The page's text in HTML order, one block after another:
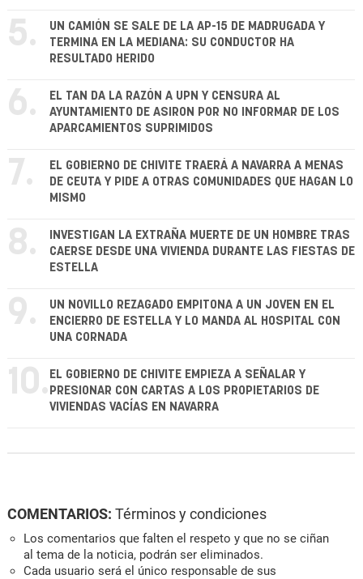
5.
UN CAMIÓN SE SALE DE LA AP-15 DE MADRUGADA Y
TERMINA EN LA MEDIANA: SU CONDUCTOR HA
RESULTADO HERIDO
6.
EL TAN DA LA RAZÓN A UPN Y CENSURA AL
AYUNTAMIENTO DE ASIRON POR NO INFORMAR DE LOS
APARCAMIENTOS SUPRIMIDOS
7.
EL GOBIERNO DE CHIVITE TRAERÁ A NAVARRA A MENAS
DE CEUTA Y PIDE A OTRAS COMUNIDADES QUE HAGAN LO
MISMO
8.
INVESTIGAN LA EXTRAÑA MUERTE DE UN HOMBRE TRAS
CAERSE DESDE UNA VIVIENDA DURANTE LAS FIESTAS DE
ESTELLA
9.
UN NOVILLO REZAGADO EMPITONA A UN JOVEN EN EL
ENCIERRO DE ESTELLA Y LO MANDA AL HOSPITAL CON
UNA CORNADA
10. EL GOBIERNO DE CHIVITE EMPIEZA A SEÑALAR Y
PRESIONAR CON CARTAS A LOS PROPIETARIOS DE
VIVIENDAS VACÍAS EN NAVARRA
COMENTARIOS: Términos y condiciones
Los comentarios que falten el respeto y que no se ciñan
al tema de la noticia, podrán ser eliminados.
Cada usuario será el único responsable de sus